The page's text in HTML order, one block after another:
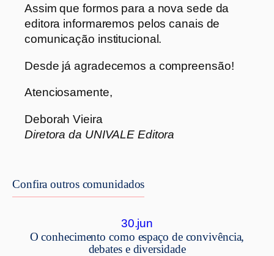
Assim que formos para a nova sede da
editora informaremos pelos canais de
comunicação institucional.
Desde já agradecemos a compreensão!
Atenciosamente,
Deborah Vieira
Diretora da UNIVALE Editora
Confira outros comunidados
30.jun
O conhecimento como espaço de convivência,
debates e diversidade